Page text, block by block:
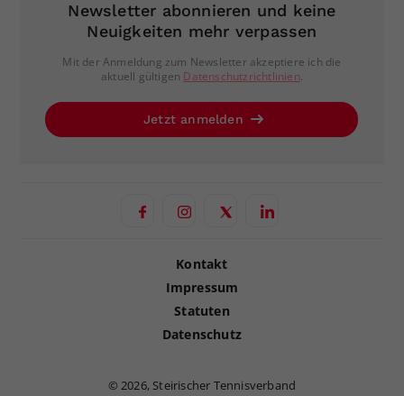
Newsletter abonnieren und keine
Neuigkeiten mehr verpassen
Mit der Anmeldung zum Newsletter akzeptiere ich die
aktuell gültigen Datenschutzrichtlinien.
Jetzt anmelden
Kontakt
Impressum
Statuten
Datenschutz
©2026, Steirischer Tennisverband